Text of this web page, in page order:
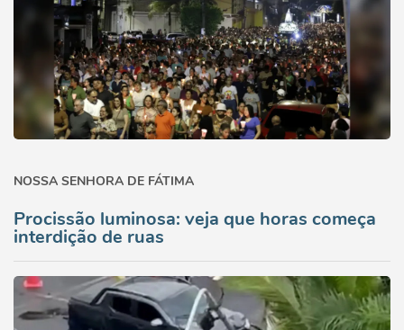
NOSSA SENHORA DE FÁTIMA
Procissão luminosa: veja que horas começa
interdição de ruas